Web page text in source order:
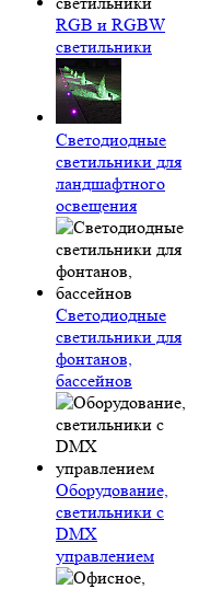
RGB и RGBW
светильники
Светодиодные
светильники для
ландшафтного
освещения
Светодиодные
светильники для
фонтанов,
бассейнов
Оборудование,
светильники с
DMX
управлением